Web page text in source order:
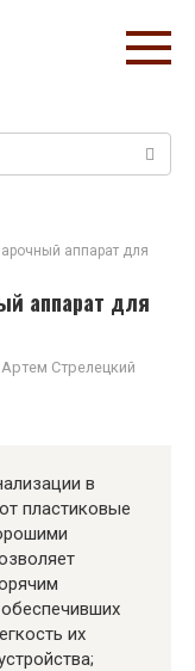
аппарат для
аппарат для
Артем Стрелецкий
в
пластиковые
их